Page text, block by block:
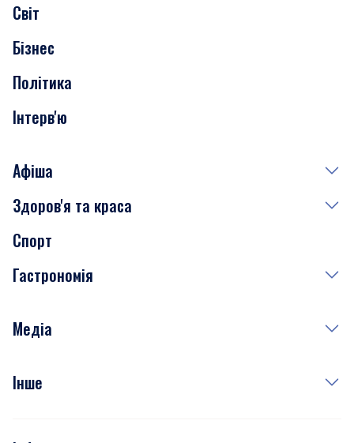
Нерухомість
Транспорт
Світ
Бізнес
Політика
Інтерв'ю
Афіша
Сьогодні
Завтра
Субота
Здоров'я та краса
Медицина
Краса
Спорт
Гастрономія
Рецепти
Медіа
Фото
Інше